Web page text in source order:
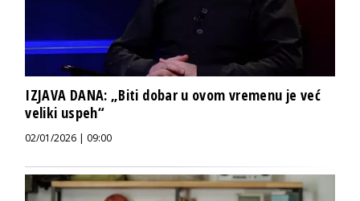
IZJAVA DANA: „Biti dobar u ovom vremenu je već
veliki uspeh“
02/01/2026 | 09:00